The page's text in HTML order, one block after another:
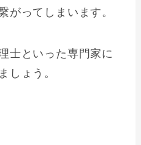
がってしまいます。
士といった専門家に
しょう。